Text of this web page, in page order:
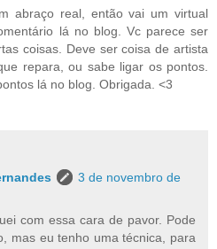
abraço real, então vai um virtual
lá no blog. Vc parece ser
coisas. Deve ser coisa de artista
repara, ou sabe ligar os pontos.
lá no blog. Obrigada. <3
3 de novembro de
com essa cara de pavor. Pode
mas eu tenho uma técnica, para